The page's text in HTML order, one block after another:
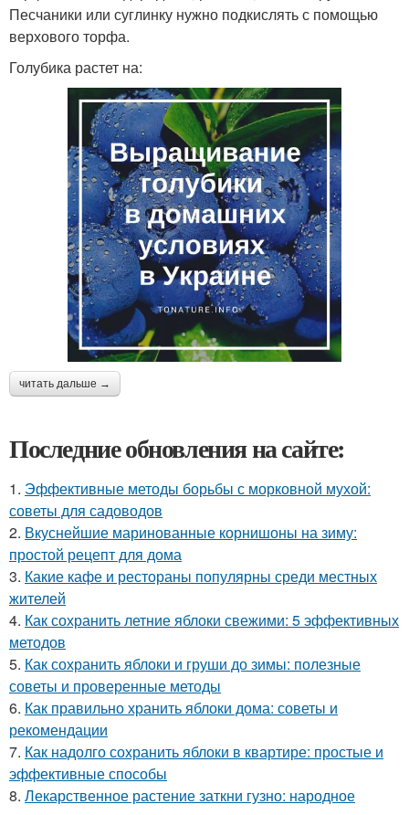
Песчаники или суглинку нужно подкислять с помощью
верхового торфа.
Голубика растет на:
читать дальше →
Последние обновления на сайте:
1. Эффективные методы борьбы с морковной мухой:
советы для садоводов
2. Вкуснейшие маринованные корнишоны на зиму:
простой рецепт для дома
3. Какие кафе и рестораны популярны среди местных
жителей
4. Как сохранить летние яблоки свежими: 5 эффективных
методов
5. Как сохранить яблоки и груши до зимы: полезные
советы и проверенные методы
6. Как правильно хранить яблоки дома: советы и
рекомендации
7. Как надолго сохранить яблоки в квартире: простые и
эффективные способы
8. Лекарственное растение заткни гузно: народное